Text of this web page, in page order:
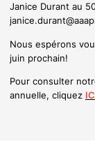
Janice Durant au
Nous espérons
juin prochain!
Pour consulter
annuelle, cliquez